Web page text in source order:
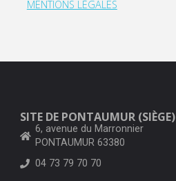
MENTIONS LÉGALES
SITE DE PONTAUMUR (SIÈGE)
6, avenue du Marronnier
PONTAUMUR 63380
04 73 79 70 70